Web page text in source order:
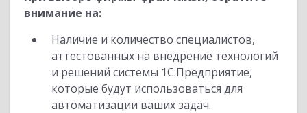
внимание на:
Наличие и количество специалистов,
аттестованных на внедрение технологий
и решений системы 1С:Предприятие,
которые будут использоваться для
автоматизации ваших задач.